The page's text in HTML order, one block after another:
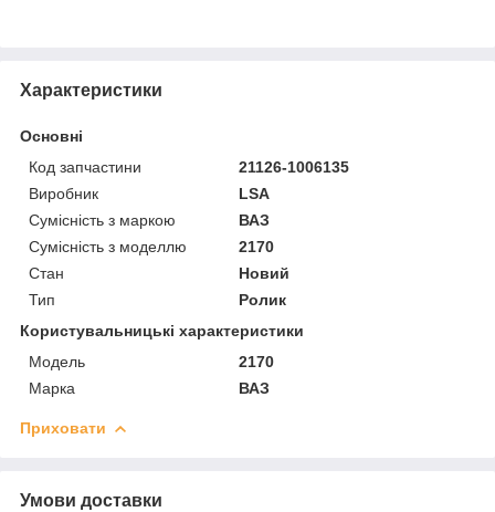
Характеристики
Основні
Код запчастини
21126-1006135
Виробник
LSA
Сумісність з маркою
ВАЗ
Сумісність з моделлю
2170
Стан
Новий
Тип
Ролик
Користувальницькі характеристики
Мoдель
2170
Марка
ВАЗ
Приховати
Умови доставки